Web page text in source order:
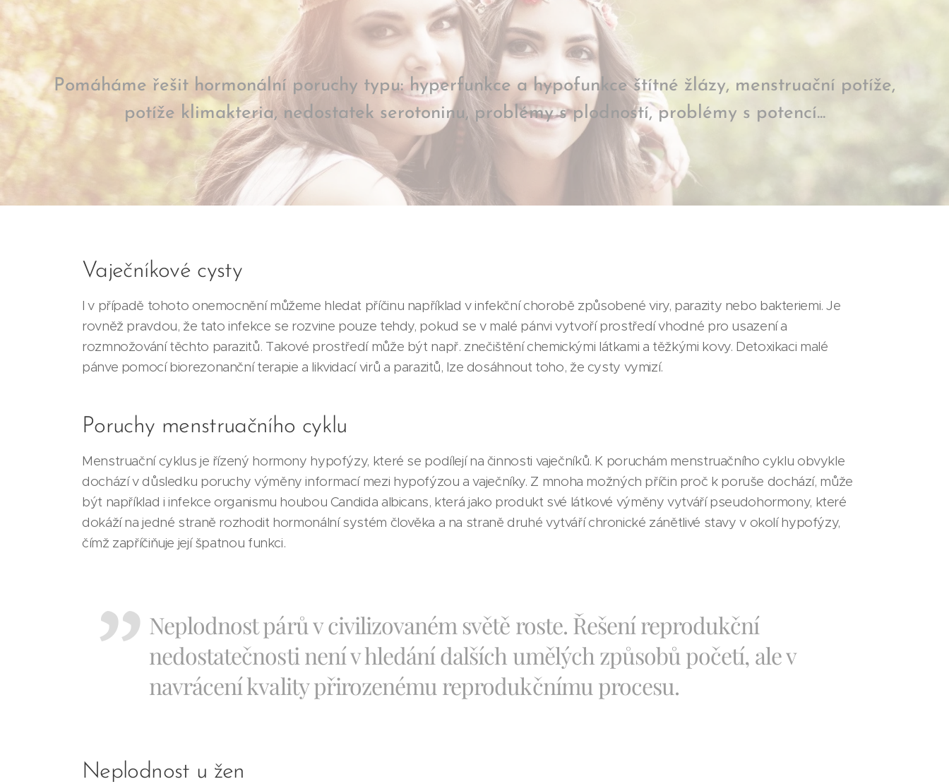
Pomáháme řešit hormonální poruchy typu: hyperfunkce a hypofunkce štítné žlázy, menstruační potíže,
potíže klimakteria, nedostatek serotoninu, problémy s plodností, problémy s potencí...
Vaječníkové cysty
I v případě tohoto onemocnění můžeme hledat příčinu například v infekční chorobě způsobené viry, parazity nebo bakteriemi. Je
rovněž pravdou, že tato infekce se rozvine pouze tehdy, pokud se v malé pánvi vytvoří prostředí vhodné pro usazení a
rozmnožování těchto parazitů. Takové prostředí může být např. znečištění chemickými látkami a těžkými kovy. Detoxikaci malé
pánve pomocí biorezonanční terapie a likvidací virů a parazitů, lze dosáhnout toho, že cysty vymizí.
Poruchy menstruačního cyklu
Menstruační cyklus je řízený hormony hypofýzy, které se podílejí na činnosti vaječníků. K poruchám menstruačního cyklu obvykle
dochází v důsledku poruchy výměny informací mezi hypofýzou a vaječníky. Z mnoha možných příčin proč k poruše dochází, může
být například i infekce organismu houbou Candida albicans, která jako produkt své látkové výměny vytváří pseudohormony, které
dokáží na jedné straně rozhodit hormonální systém člověka a na straně druhé vytváří chronické zánětlivé stavy v okolí hypofýzy,
čímž zapříčiňuje její špatnou funkci.
Neplodnost párů v civilizovaném světě roste. Řešení reprodukční
nedostatečnosti není v hledání dalších umělých způsobů početí, ale v
navrácení kvality přirozenému reprodukčnímu procesu.
Neplodnost u žen